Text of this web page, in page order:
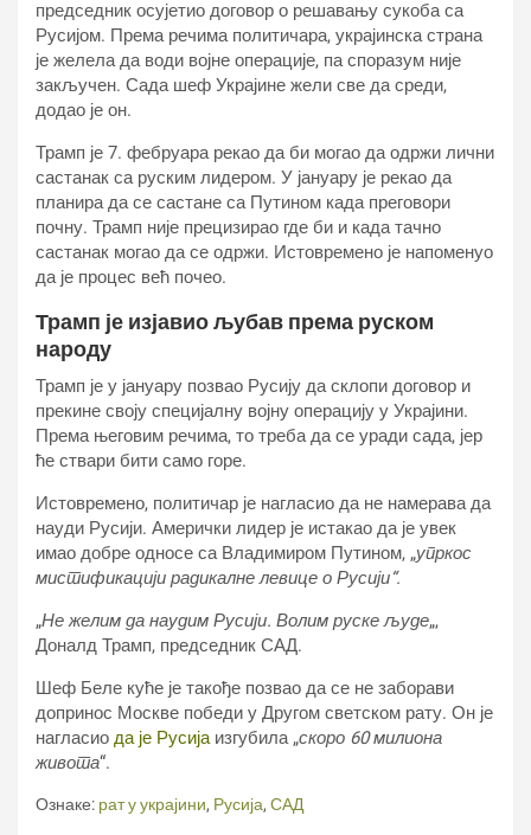
председник осујетио договор о решавању сукоба са
Русијом. Према речима политичара, украјинска страна
је желела да води војне операције, па споразум није
закључен. Сада шеф Украјине жели све да среди,
додао је он.
Трамп је 7. фебруара рекао да би могао да одржи лични
састанак са руским лидером. У јануару је рекао да
планира да се састане са Путином када преговори
почну. Трамп није прецизирао где би и када тачно
састанак могао да се одржи. Истовремено је напоменуо
да је процес већ почео.
Трамп је изјавио љубав према руском
народу
Трамп је у јануару позвао Русију да склопи договор и
прекине своју специјалну војну операцију у Украјини.
Према његовим речима, то треба да се уради сада, јер
ће ствари бити само горе.
Истовремено, политичар је нагласио да не намерава да
науди Русији. Амерички лидер је истакао да је увек
имао добре односе са Владимиром Путином, „упркос
мистификацији радикалне левице о Русији“.
„Не желим да наудим Русији. Волим руске људе„,
Доналд Трамп, председник САД.
Шеф Беле куће је такође позвао да се не заборави
допринос Москве победи у Другом светском рату. Он је
нагласио да је Русијаизгубила „скоро 60 милиона
живота“.
Ознаке: рат у украјини, Русија, САД